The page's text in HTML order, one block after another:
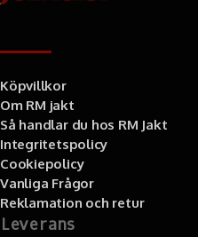
Köpvillkor
Om RM jakt
Så handlar du hos RM Jakt
Integritetspolicy
Cookiepolicy
Vanliga Frågor
Reklamation och retur
Leverans